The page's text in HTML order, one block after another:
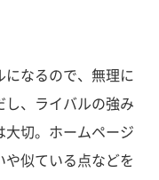
になるので、無理に
し、ライバルの強み
大切。ホームページ
や似ている点などを